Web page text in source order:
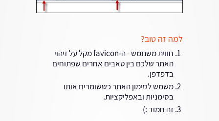
למה זה טוב?
חווית משתמש - ה-favicon מקל על זיהוי
האתר שלכם בין טאבים אחרים שפתוחים
בדפדפן.
משמש לסימון האתר כששומרים אותו
בסימניות ובאפליקציות.
זה חמוד :)